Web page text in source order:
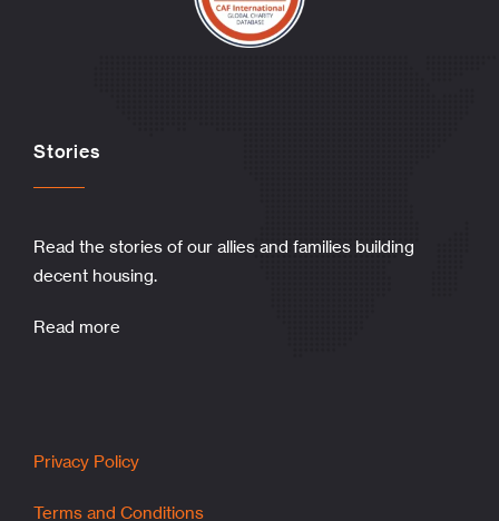
Stories
Read the stories of our allies and families building
decent housing.
Read more
Privacy Policy
Terms and Conditions